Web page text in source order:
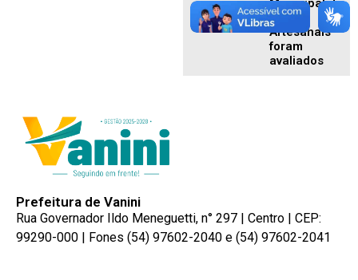
Municipal de
Vinhos
Artesanais
foram
avaliados
Prefeitura de Vanini
Rua Governador Ildo Meneguetti, n° 297 | Centro | CEP:
99290-000 | Fones (54) 97602-2040 e (54) 97602-2041